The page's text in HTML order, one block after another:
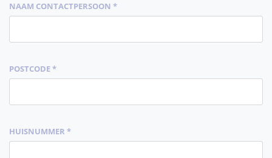
NAAM CONTACTPERSOON *
POSTCODE *
HUISNUMMER *